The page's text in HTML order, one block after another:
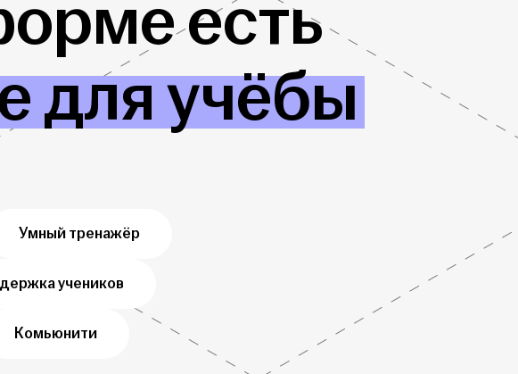
есть
для учёбы
Умный тренажёр
учеников
Комьюнити